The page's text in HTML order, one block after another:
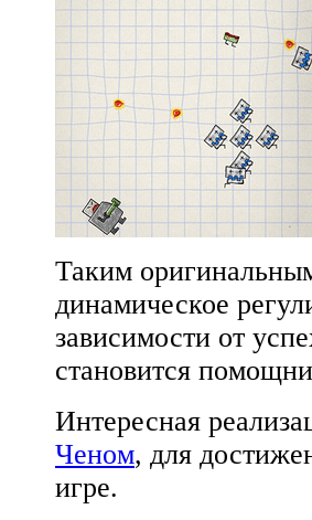
Таким
динамическое
зависимости от
становится
Интересная
Ченом, для
игре.